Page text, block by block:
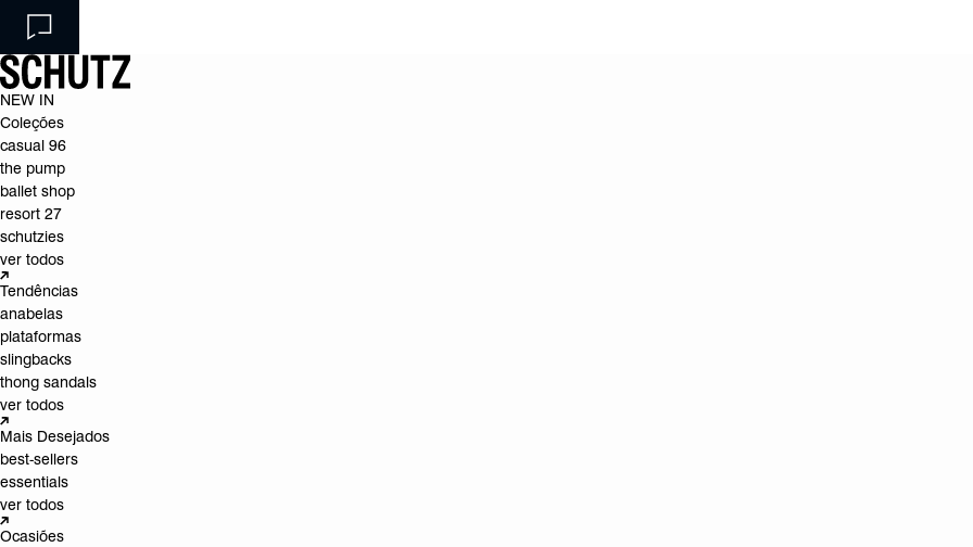
NEW IN
Coleções
casual 96
the pump
ballet shop
resort 27
schutzies
ver todos
Tendências
anabelas
plataformas
slingbacks
thong sandals
ver todos
Mais Desejados
best-sellers
essentials
ver todos
Ocasiões